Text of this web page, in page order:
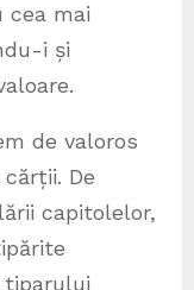
cea mai
i și
de valoros
De
capitolelor,